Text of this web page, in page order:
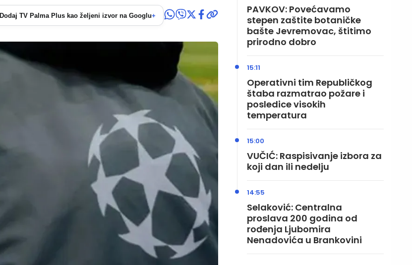
Dodaj TV Palma Plus kao željeni izvor na Googlu+
PAVKOV: Povećavamo
stepen zaštite botaničke
bašte Jevremovac, štitimo
prirodno dobro
Operativni tim Republičkog
štaba razmatrao požare i
posledice visokih
temperatura
15:11
VUČIĆ: Raspisivanje izbora za
koji dan ili nedelju
15:00
Selaković: Centralna
proslava 200 godina od
rođenja Ljubomira
Nenadovića u Brankovini
14:55